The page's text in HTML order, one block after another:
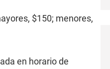
$150; menores,
en horario de